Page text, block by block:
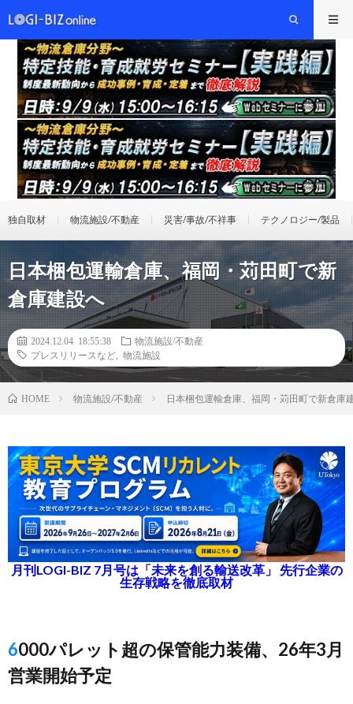
独自取材 物流施設/不動産 災害/事故/不祥事 テクノロジー/製品
日本梱包運輸倉庫、福岡・苅田町で新
倉庫建設へ
2024.12.04 18:55:38
物流施設/不動産
プレスリリースなど
物流施設
HOME 物流施設/不動産 日本梱包運輸倉庫、福岡・苅田町で新倉庫
月刊LOGI-BIZ 7月号は「未来を創る輸送改革」 先行企業の
生存戦略を徹底取材
6000パレット超の保管能力装備、26年3月
営業開始予定